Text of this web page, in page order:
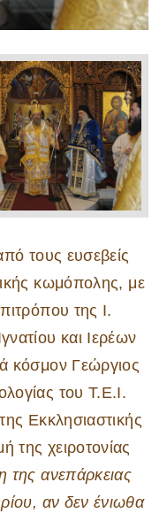
τους ευσεβείς
κωμόπολης, με
της Ι.
και Ιερέων
κόσμον Γεώργιος
του Τ.Ε.Ι.
Εκκλησιαστικής
της χειροτονίας
της ανεπάρκειας
αν δεν ένιωθα